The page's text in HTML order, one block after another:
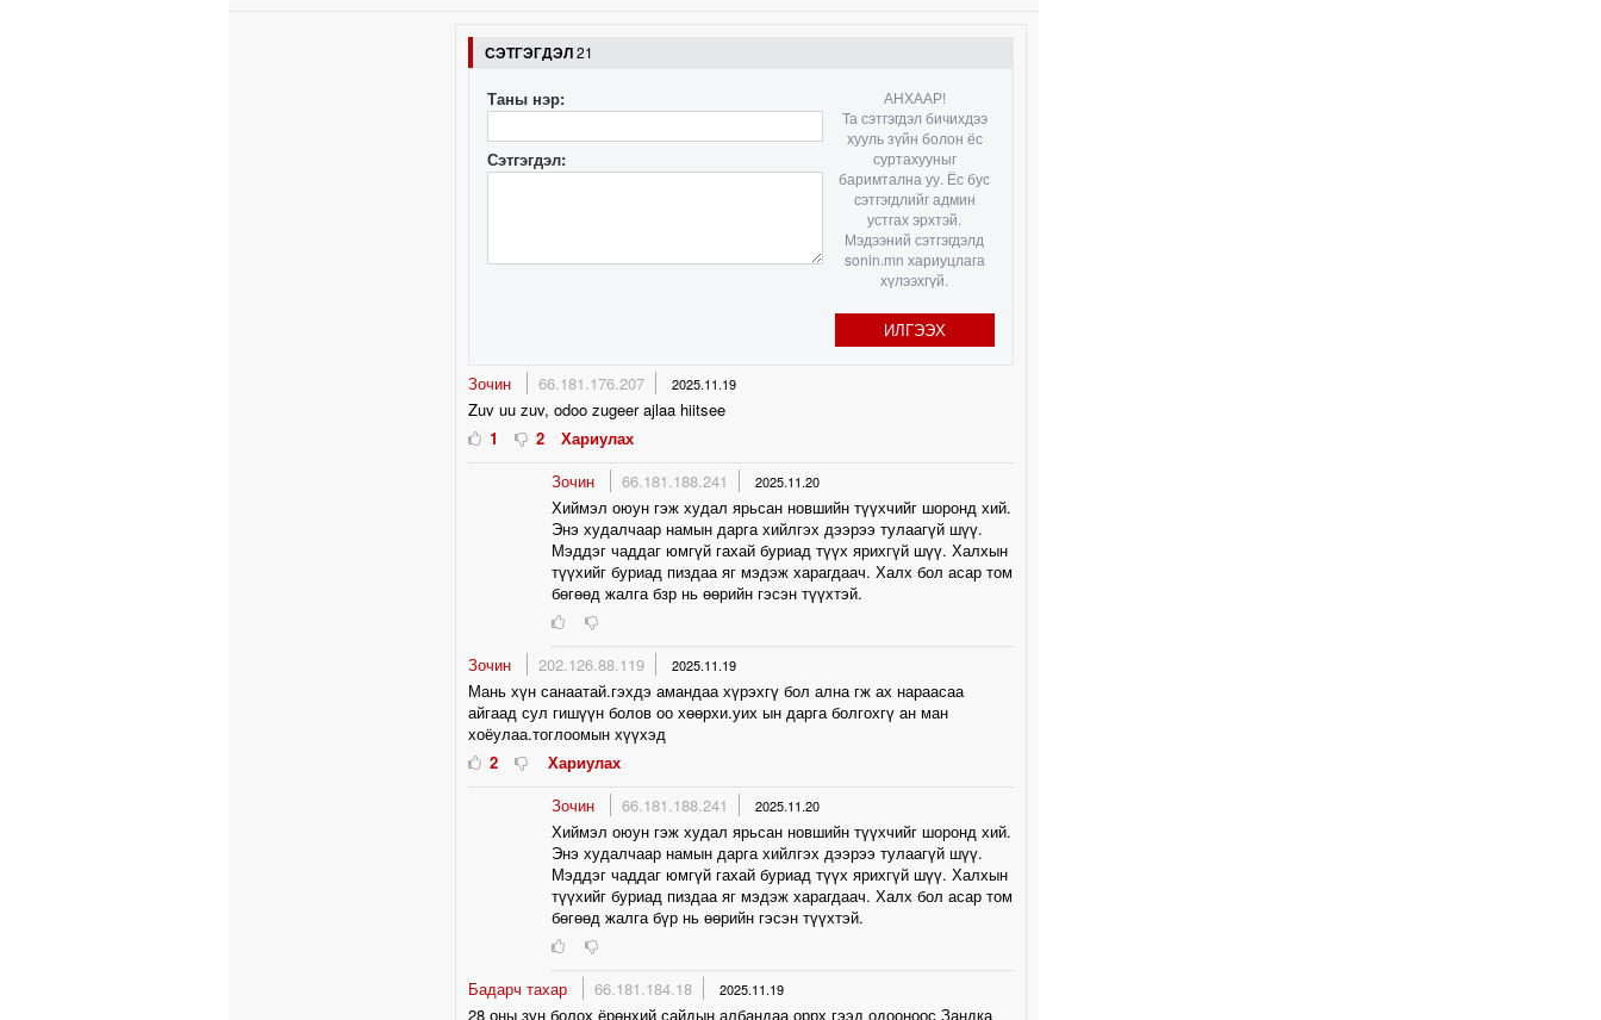
СЭТГЭГДЭЛ21
Таны нэр:
Сэтгэгдэл:
АНХААР!
Та сэтгэгдэл бичихдээ
хууль зүйн болон ёс
суртахууныг
баримтална уу. Ёс бус
сэтгэгдлийг админ
устгах эрхтэй.
Мэдээний сэтгэгдэлд
sonin.mn хариуцлага
хүлээхгүй.
ИЛГЭЭХ
Зочин 66.181.176.207 2025.11.19
Zuv uu zuv, odoo zugeer ajlaa hiitsee
1
2
Хариулах
Зочин
66.181.188.241 2025.11.20
Хиймэл оюун гэж худал ярьсан новшийн түүхчийг шоронд хий.
Энэ худалчаар намын дарга хийлгэх дээрээ тулаагүй шүү.
Мэддэг чаддаг юмгүй гахай буриад түүх ярихгүй шүү. Халхын
түүхийг буриад пиздаа яг мэдэж харагдаач. Халх бол асар том
бөгөөд жалга бзр нь өөрийн гэсэн түүхтэй.
Зочин 202.126.88.119 2025.11.19
Мань хүн санаатай.гэхдэ амандаа хүрэхгү бол ална гж ах нараасаа
айгаад сул гишүүн болов оо хөөрхи.уих ын дарга болгохгү ан ман
хоёулаа.тоглоомын хүүхэд
2
Хариулах
Зочин
66.181.188.241 2025.11.20
Хиймэл оюун гэж худал ярьсан новшийн түүхчийг шоронд хий.
Энэ худалчаар намын дарга хийлгэх дээрээ тулаагүй шүү.
Мэддэг чаддаг юмгүй гахай буриад түүх ярихгүй шүү. Халхын
түүхийг буриад пиздаа яг мэдэж харагдаач. Халх бол асар том
бөгөөд жалга бүр нь өөрийн гэсэн түүхтэй.
Бадарч тахар 66.181.184.18 2025.11.19
28 оны зун болох ёрөнхий сайдын албандаа оррх гээд одооноос Зандка